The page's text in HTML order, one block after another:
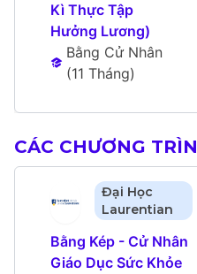
Kì Thực Tập
Hưởng Lương)
Bằng Cử Nhân
(11 Tháng)
CÁC CHƯƠNG
Đại Học
Laurentian
Bằng Kép - Cử Nhân
Giáo Dục Sức Khỏe